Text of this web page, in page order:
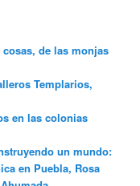
de las monjas
Templarios,
en las colonias
un mundo:
en Puebla, Rosa